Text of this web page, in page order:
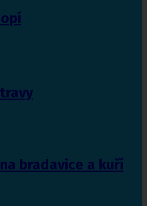
bradavice a kuří